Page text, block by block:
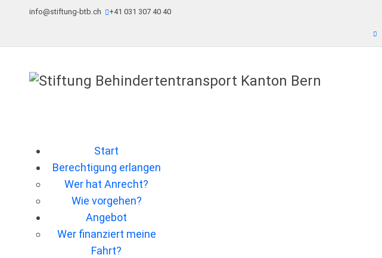
info@stiftung-btb.ch +41 031 307 40 40
Start
Berechtigung erlangen
Wer hat Anrecht?
Wie vorgehen?
Angebot
Wer ﬁnanziert meine
Fahrt?